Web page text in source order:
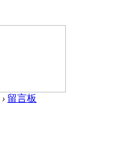
› 留言板